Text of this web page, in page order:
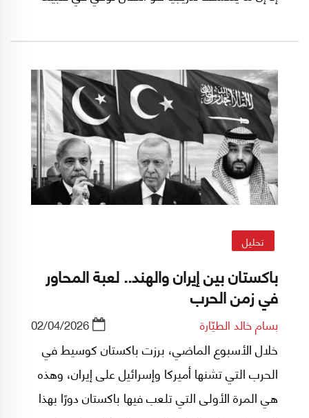
نطاق الصدمات الاقتصادية القابلة للاحتواء، باتت
تتحول إلى اختناقات جيوسياسية تعيد تعريف قواعد
اللعبة من أساسها.
تحليل
باكستان بين إيران والهند.. لعبة المحاور
في زمن الحرب
بسام خالد الطيّارة 02/04/2026
خلال الأسبوع الماضي، برزت باكستان كوسيط في
الحرب التي تشنها أميركا وإسرائيل على إيران، وهذه
هي المرة الأولى التي تلعب فيها باكستان دورًا بهذا